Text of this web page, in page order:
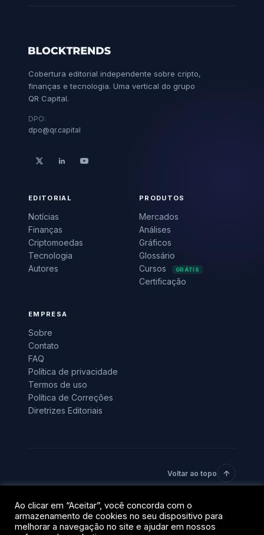
Cobertura editorial independente sobre cripto,
finanças e tecnologia. Uma vertical do grupo
QR Capital.
DPO:
dpo@qr.capital
EDITORIAL
Notícias
Finanças
Criptomoedas
Tecnologia
Autores
PRODUTOS
Mercados
Análises
Gráficos
Glossário
Cursos
GRÁTIS
Certificação
EMPRESA
Sobre
Contato
FAQ
Política de privacidade
Termos de uso
Política de Correções
Diretrizes Editoriais
Voltar ao topo
© 2026 BlockTrends · Uma vertical do grupo QR Capital.
Todos os direitos reservados.
PrivacidadeTermos
Ao clicar em “Aceitar”, você concorda com o
armazenamento de cookies no seu dispositivo para
melhorar a navegação no site e ajudar em nossos